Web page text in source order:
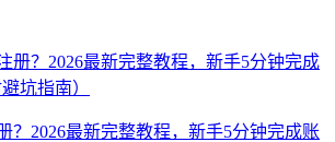
？2026最新完整教程，新手5分钟完成账